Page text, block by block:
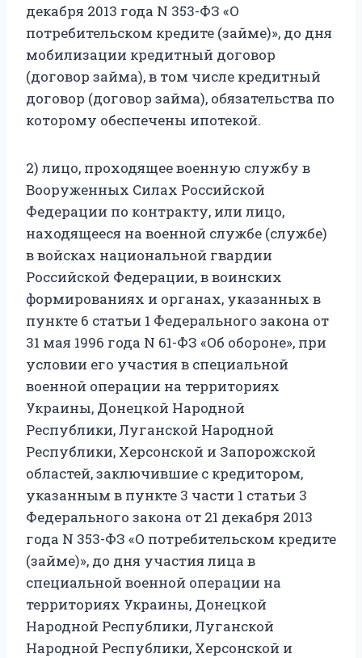
декабря 2013 года N 353-ФЗ «О
потребительском кредите (займе)», до дня
мобилизации кредитный договор
(договор займа), в том числе кредитный
договор (договор займа), обязательства по
которому обеспечены ипотекой.
2) лицо, проходящее военную службу в
Вооруженных Силах Российской
Федерации по контракту, или лицо,
находящееся на военной службе (службе)
в войсках национальной гвардии
Российской Федерации, в воинских
формированиях и органах, указанных в
пункте 6 статьи 1 Федерального закона от
31 мая 1996 года N 61-ФЗ «Об обороне», при
условии его участия в специальной
военной операции на территориях
Украины, Донецкой Народной
Республики, Луганской Народной
Республики, Херсонской и Запорожской
областей, заключившие с кредитором,
указанным в пункте 3 части 1 статьи 3
Федерального закона от 21 декабря 2013
года N 353-ФЗ «О потребительском кредите
(займе)», до дня участия лица в
специальной военной операции на
территориях Украины, Донецкой
Народной Республики, Луганской
Народной Республики, Херсонской и